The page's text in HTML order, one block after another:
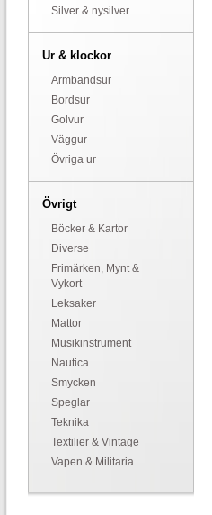
Silver & nysilver
Ur & klockor
Armbandsur
Bordsur
Golvur
Väggur
Övriga ur
Övrigt
Böcker & Kartor
Diverse
Frimärken, Mynt &
Vykort
Leksaker
Mattor
Musikinstrument
Nautica
Smycken
Speglar
Teknika
Textilier & Vintage
Vapen & Militaria